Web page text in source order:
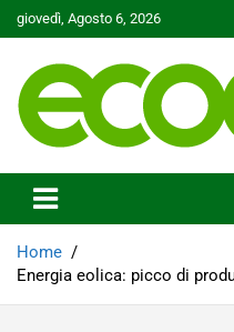
Skip
to
giovedì, Agosto 6, 2026
Ecoo.it
Home
Energia eolica: picco di